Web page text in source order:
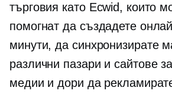
търговия като Ecwid, които
помогнат да създадете
минути, да синхронизирате
различни пазари и сайтове
медии и дори да